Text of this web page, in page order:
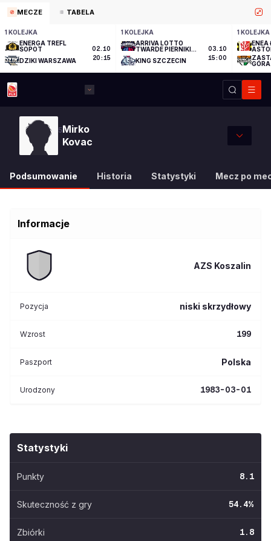
MECZE TABELA
1 KOLEJKA
ENERGA TREFL
SOPOT
DZIKI WARSZAWA
02.10
20:15
1 KOLEJKA
ARRIVA LOTTO
TWARDE PIERNIKI
KING SZCZECIN
03.10
15:00
1 KOLEJKA
ENEA
GÓRA
5Mirko
Kovac
Podsumowanie Historia Statystyki Mecz po
Informacje
AZS Koszalin
Pozycja niski skrzydłowy
Wzrost 199
Paszport Polska
Urodzony 1983-03-01
Statystyki
Punkty 8.1
Skuteczność z gry 54.4%
Zbiórki 1.8